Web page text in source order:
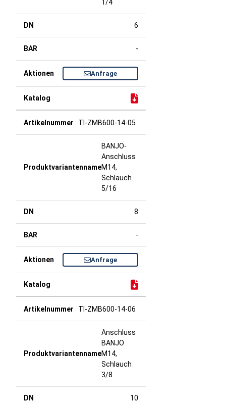
1/4
6
-
Anfrage
TI-ZMB600-14-05
BANJO-
Anschluss
M14,
Schlauch
5/16
8
-
Anfrage
TI-ZMB600-14-06
Anschluss
BANJO
M14,
Schlauch
3/8
10